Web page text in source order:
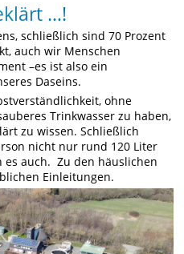
…!
schließlich sind 70 Prozent
auch wir Menschen
–es ist also ein
Daseins.
ohne
Trinkwasser zu haben,
zu wissen. Schließlich
nicht nur rund 120 Liter
es auch. Zu den häuslichen
Einleitungen.